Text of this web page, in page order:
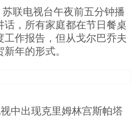
联电视台午夜前五分钟播
话，所有家庭都在节日餐桌
工作报告，但从戈尔巴乔夫
年的形式。
中出现克里姆林宫斯帕塔